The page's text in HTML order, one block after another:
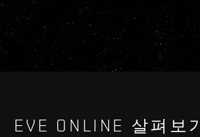
EVE ONLINE 살펴보기